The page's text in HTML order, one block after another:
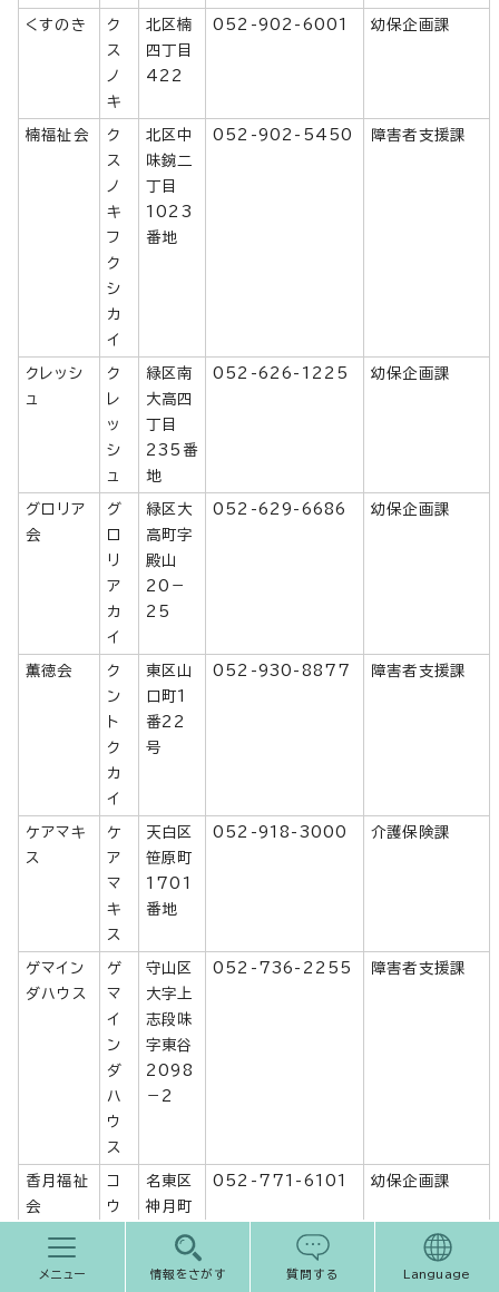
くすのき
ク
ス
ノ
キ
北区楠
四丁目
422
052-902-6001 幼保企画課
楠福祉会
ク
ス
ノ
キ
フ
ク
シ
カ
イ
北区中
味鋺二
丁目
1023
番地
052-902-5450 障害者支援課
クレッシ
ュ
ク
レ
ッ
シ
ュ
緑区南
大高四
丁目
235番
地
052-626-1225 幼保企画課
グロリア
会
グ
ロ
リ
ア
カ
イ
緑区大
高町字
殿山
20－
25
052-629-6686 幼保企画課
薫徳会
ク
ン
ト
ク
カ
イ
東区山
口町1
番22
号
052-930-8877 障害者支援課
ケアマキ
ス
ケ
ア
マ
キ
ス
天白区
笹原町
1701
番地
052-918-3000 介護保険課
ゲマイン
ダハウス
ゲ
マ
イ
ン
ダ
ハ
ウ
ス
守山区
大字上
志段味
字東谷
2098
－2
052-736-2255 障害者支援課
香月福祉
会
コ
ウ
名東区
神月町
604
052-771-6101 幼保企画課
メニュー 情報をさがす 質問する Language